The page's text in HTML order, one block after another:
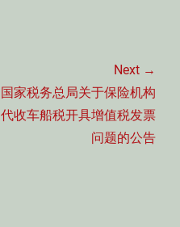
Next →
Next
post:
国家税务总局关于保险机构
代收车船税开具增值税发票
问题的公告